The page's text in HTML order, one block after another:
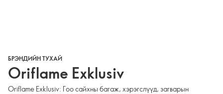
БРЭНДИЙН ТУХАЙ
Oriflame Exklusiv
Oriflame Exklusiv: Гоо сайхны багаж, хэрэгслүүд, загварын